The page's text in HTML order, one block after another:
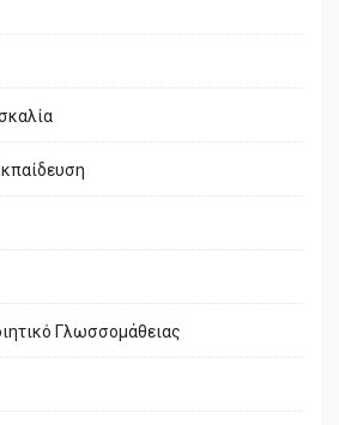
Γλωσσομάθειας